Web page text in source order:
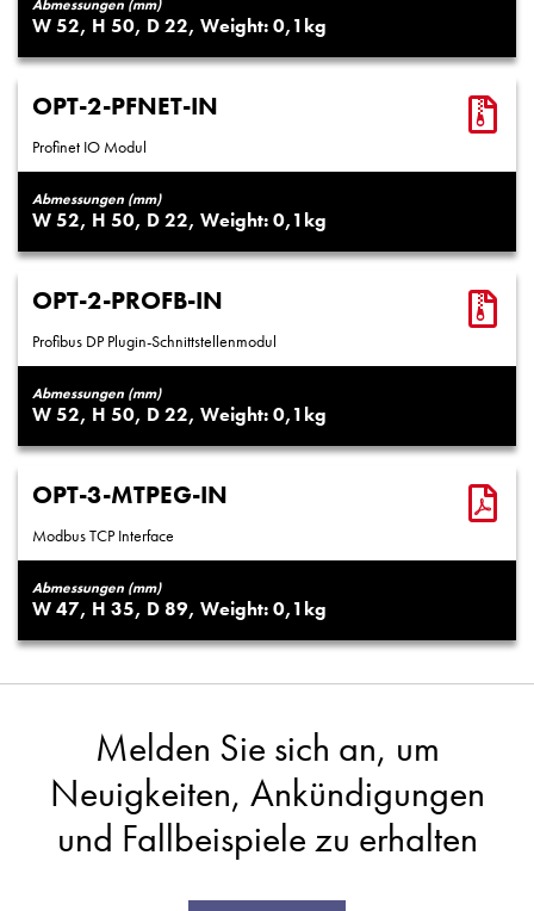
Abmessungen (mm)
52 50 22 0,1
OPT-2-PFNET-IN
Profinet IO Modul
Abmessungen (mm)
52 50 22 0,1
OPT-2-PROFB-IN
Profibus DP Plugin-Schnittstellenmodul
Abmessungen (mm)
52 50 22 0,1
OPT-3-MTPEG-IN
Modbus TCP Interface
Abmessungen (mm)
47 35 89 0,1
Melden Sie sich an, um
Neuigkeiten, Ankündigungen
und Fallbeispiele zu erhalten